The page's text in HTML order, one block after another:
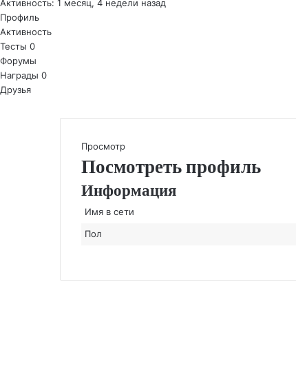
Активность: 1 месяц, 4 недели назад
Профиль
Активность
Тесты 0
Форумы
Награды 0
Друзья
Просмотр
Посмотреть профиль
Информация
Имя в сети
Пол